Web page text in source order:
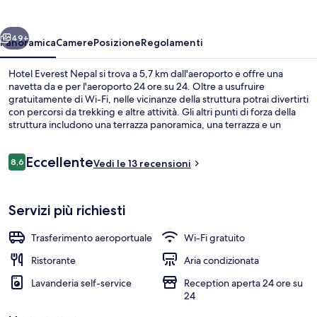
Avanti
49+
PanoramicaCamerePosizioneRegolamenti
Hotel Everest Nepal si trova a 5,7 km dall'aeroporto e offre una
navetta da e per l'aeroporto 24 ore su 24. Oltre a usufruire
gratuitamente di Wi-Fi, nelle vicinanze della struttura potrai divertirti
con percorsi da trekking e altre attività. Gli altri punti di forza della
struttura includono una terrazza panoramica, una terrazza e un
Recensioni
8,68,6 su 10
EccellenteVedi le 13 recensioni
Servizi più richiesti
Trasferimento aeroportuale
Wi-Fi gratuito
Ristorante
Aria condizionata
Lavanderia self-service
Reception aperta 24 ore su
24